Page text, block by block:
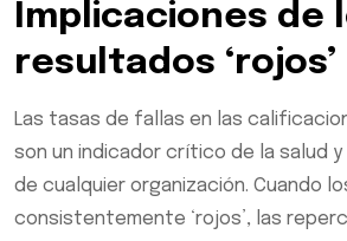
Implicaciones de
resultados ‘rojos’
Las tasas de fallas en las
son un indicador crítico de la salud
de cualquier organización. Cuando
consistentemente ‘rojos’, las